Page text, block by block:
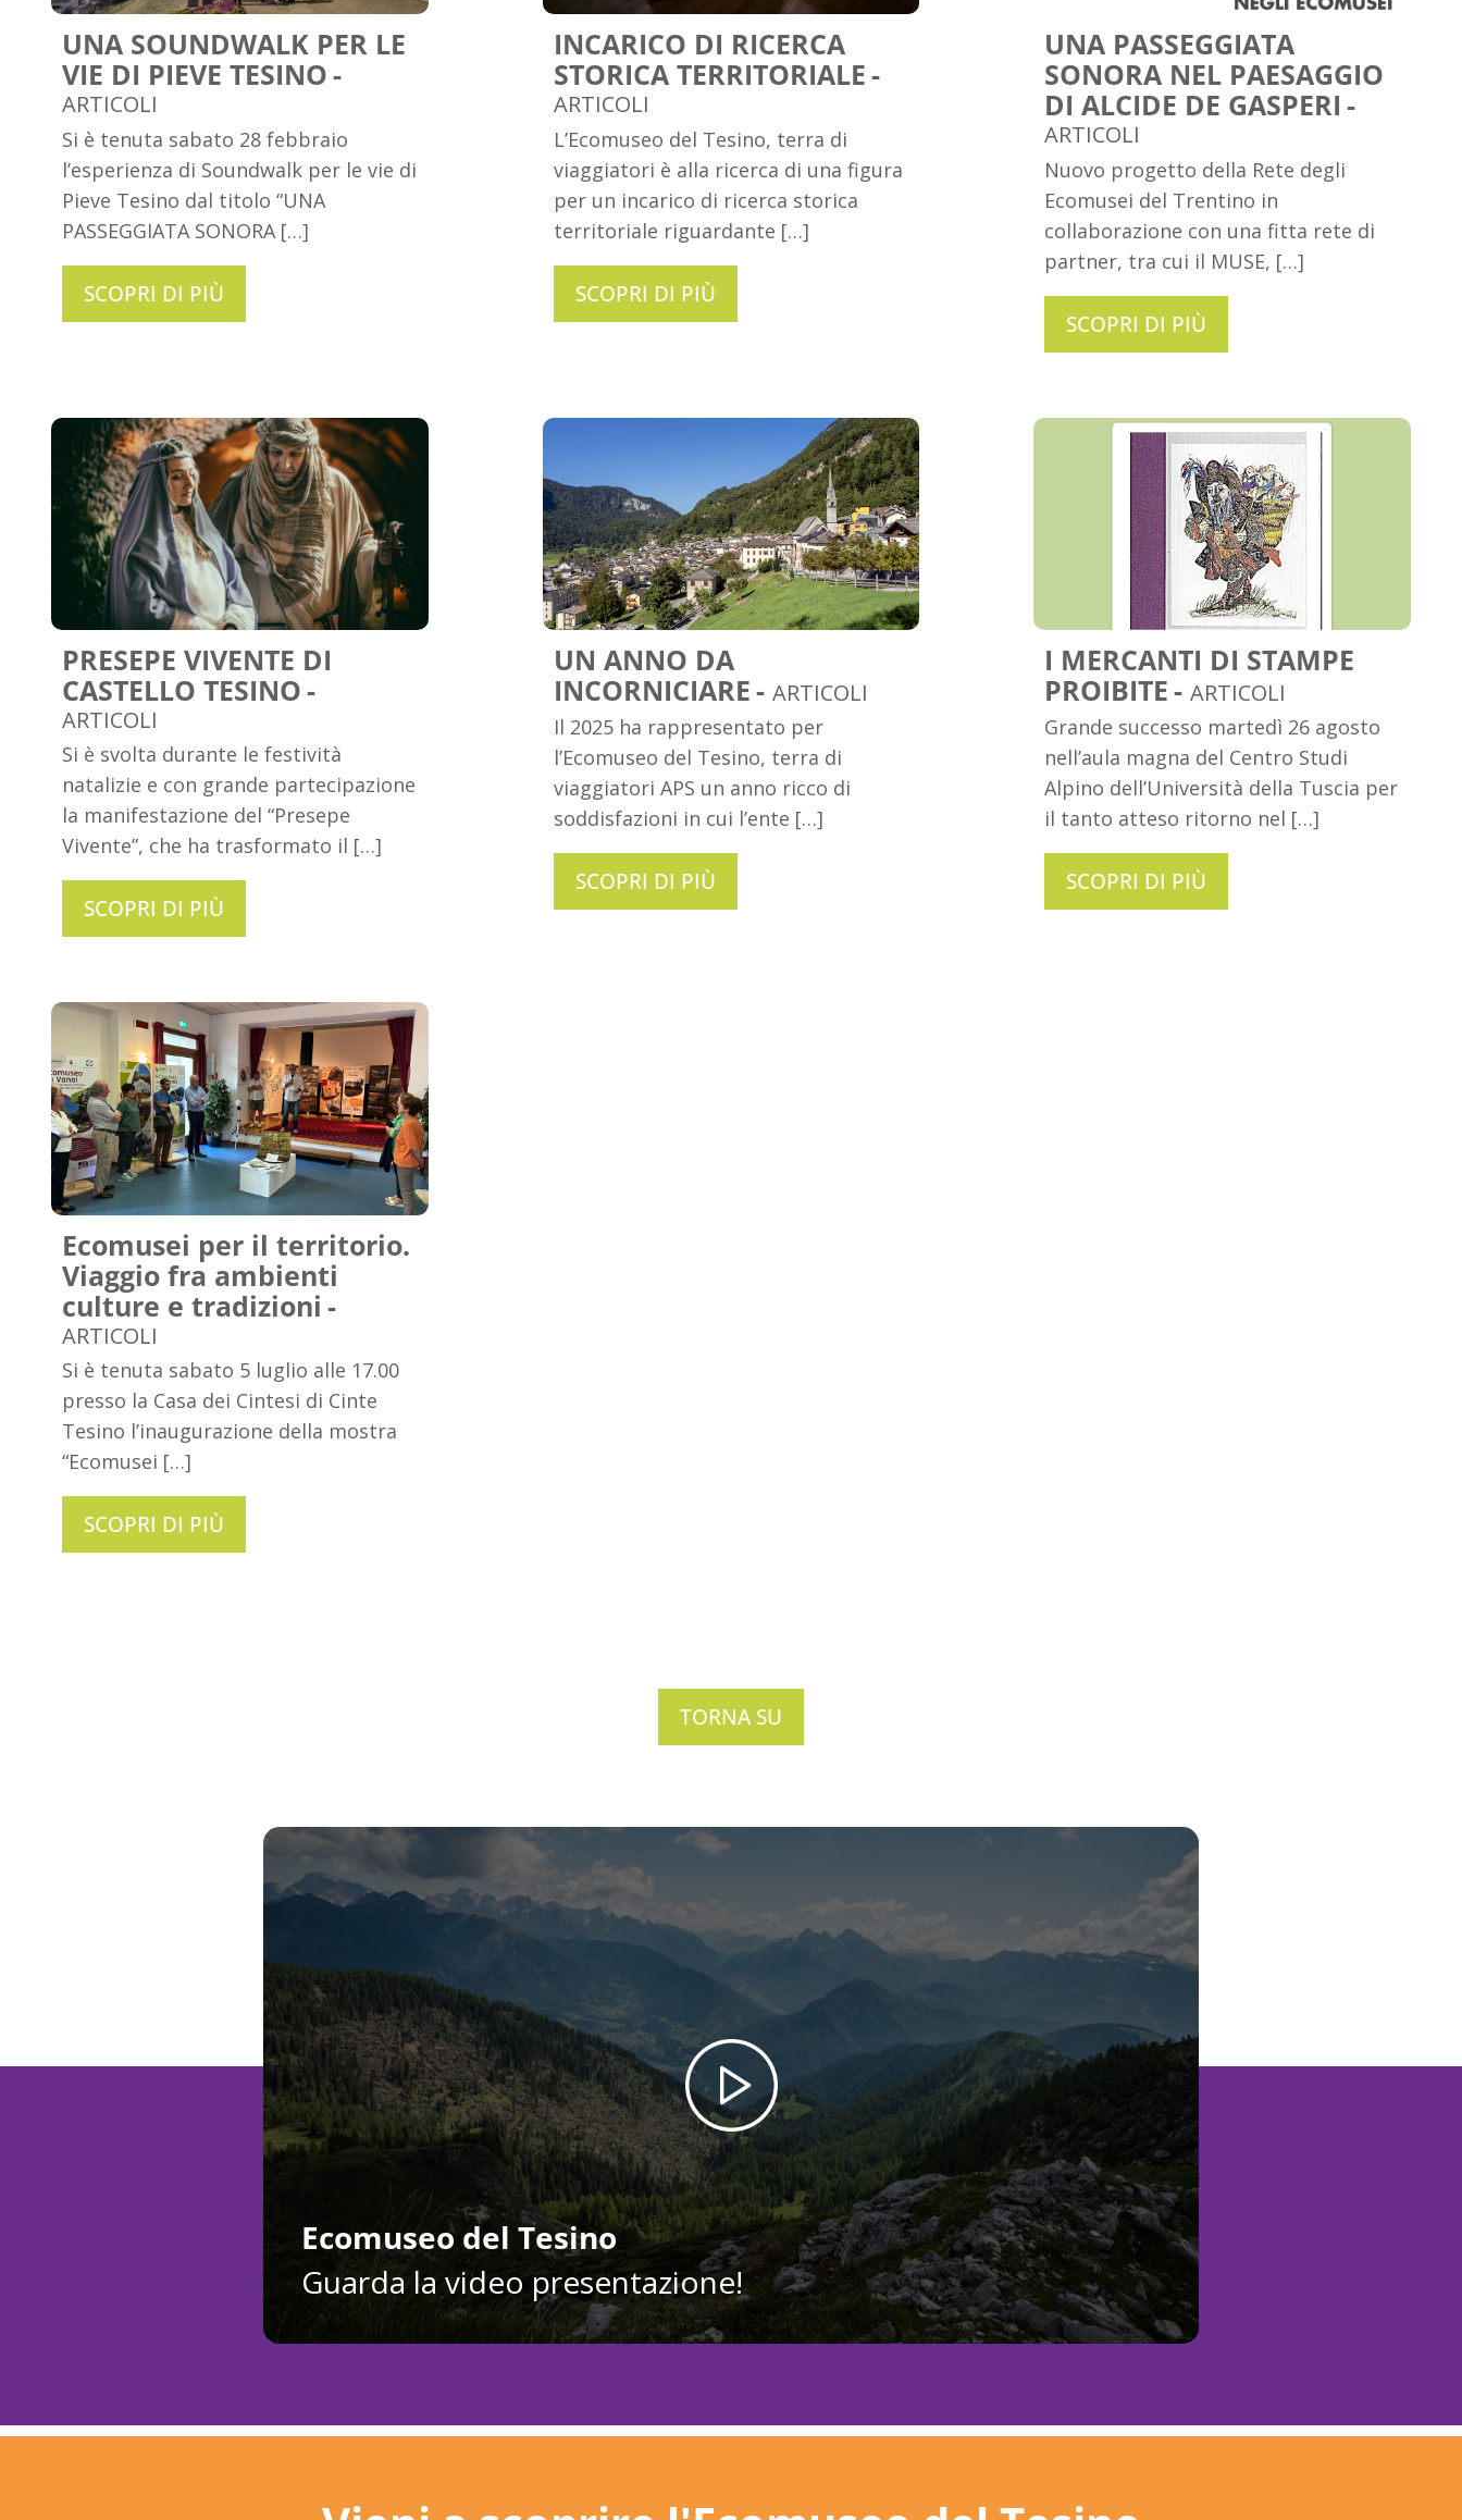
UNA SOUNDWALK PER LE
VIE DI PIEVE TESINO
ARTICOLI
Si è tenuta sabato 28 febbraio
l’esperienza di Soundwalk per le vie di
Pieve Tesino dal titolo “UNA
PASSEGGIATA SONORA […]
SCOPRI DI PIÙ
INCARICO DI RICERCA
STORICA TERRITORIALE
ARTICOLI
L’Ecomuseo del Tesino, terra di
viaggiatori è alla ricerca di una figura
per un incarico di ricerca storica
territoriale riguardante […]
SCOPRI DI PIÙ
UNA PASSEGGIATA
SONORA NEL PAESAGGIO
DI ALCIDE DE GASPERI
ARTICOLI
Nuovo progetto della Rete degli
Ecomusei del Trentino in
collaborazione con una fitta rete di
partner, tra cui il MUSE, […]
SCOPRI DI PIÙ
PRESEPE VIVENTE DI
CASTELLO TESINO
ARTICOLI
Si è svolta durante le festività
natalizie e con grande partecipazione
la manifestazione del “Presepe
Vivente”, che ha trasformato il […]
SCOPRI DI PIÙ
UN ANNO DA
INCORNICIARE
ARTICOLI
Il 2025 ha rappresentato per
l’Ecomuseo del Tesino, terra di
viaggiatori APS un anno ricco di
soddisfazioni in cui l’ente […]
SCOPRI DI PIÙ
I MERCANTI DI STAMPE
PROIBITE
ARTICOLI
Grande successo martedì 26 agosto
nell’aula magna del Centro Studi
Alpino dell’Università della Tuscia per
il tanto atteso ritorno nel […]
SCOPRI DI PIÙ
Ecomusei per il territorio.
Viaggio fra ambienti
culture e tradizioni
ARTICOLI
Si è tenuta sabato 5 luglio alle 17.00
presso la Casa dei Cintesi di Cinte
Tesino l’inaugurazione della mostra
“Ecomusei […]
SCOPRI DI PIÙ
TORNA SU
Ecomuseo del Tesino
Guarda la video presentazione!